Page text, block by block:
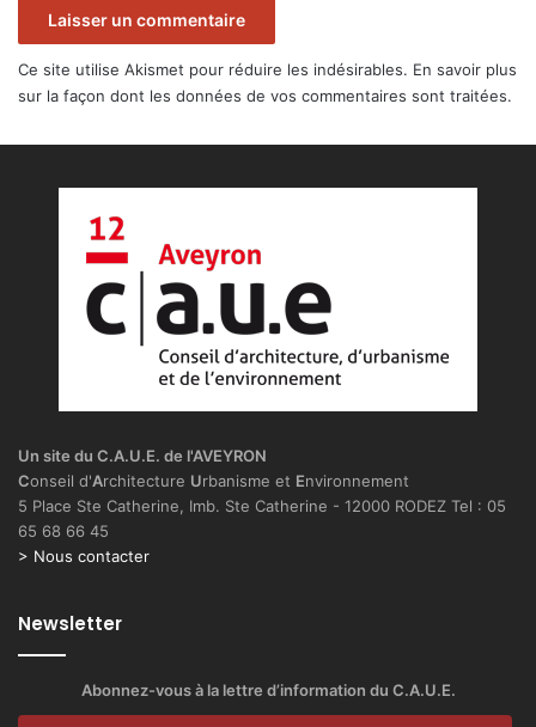
Ce site utilise Akismet pour réduire les indésirables. En savoir plus
sur la façon dont les données de vos commentaires sont traitées.
Un site du C.A.U.E. de l'AVEYRON
Conseil d'Architecture Urbanisme et Environnement
5 Place Ste Catherine, Imb. Ste Catherine - 12000 RODEZ Tel : 05
65 68 66 45
> Nous contacter
Newsletter
Abonnez-vous à la lettre d’information du C.A.U.E.